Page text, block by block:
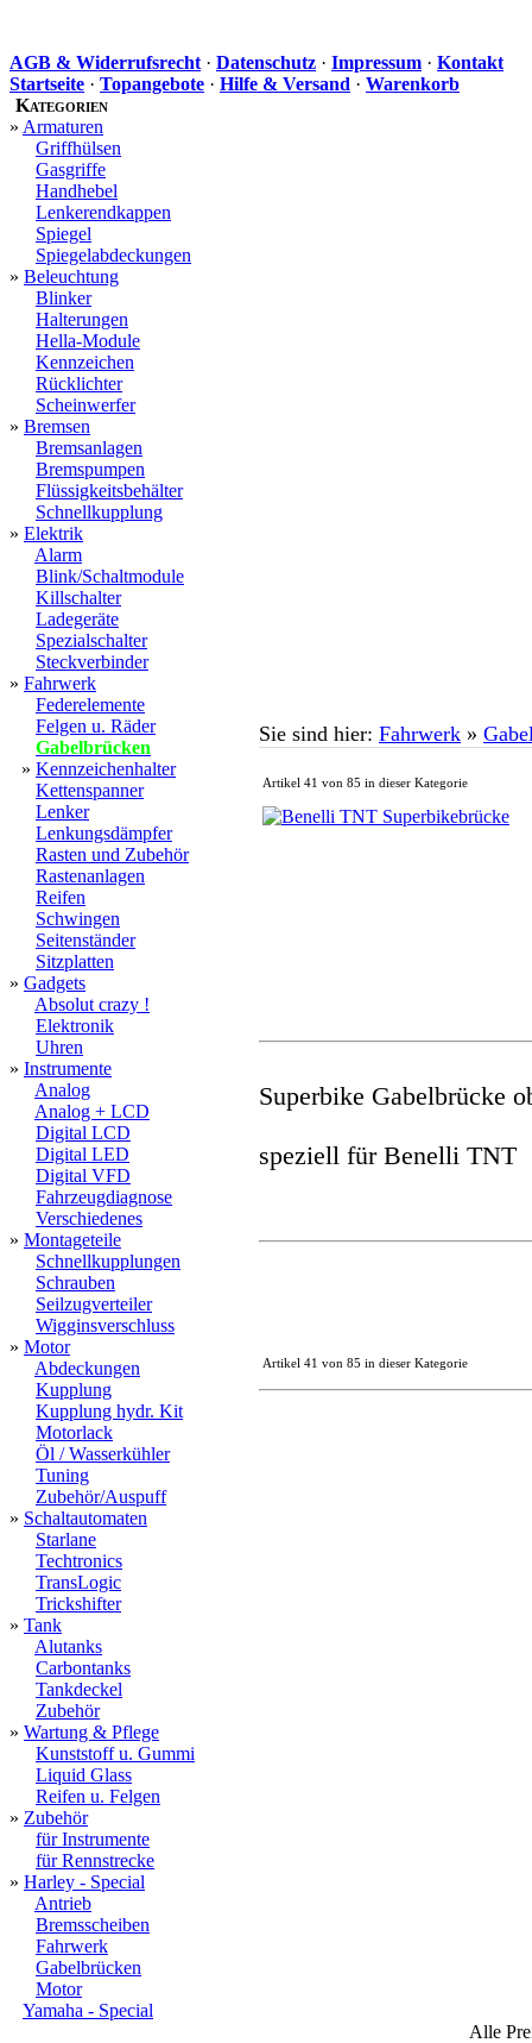
AGB & Widerrufsrecht · Datenschutz · Impressum · Kontakt
Startseite · Topangebote · Hilfe & Versand · Warenkorb
Kategorien
» Armaturen
Griffhülsen
Gasgriffe
Handhebel
Lenkerendkappen
Spiegel
Spiegelabdeckungen
» Beleuchtung
Blinker
Halterungen
Hella-Module
Kennzeichen
Rücklichter
Scheinwerfer
» Bremsen
Bremsanlagen
Bremspumpen
Flüssigkeitsbehälter
Schnellkupplung
» Elektrik
Alarm
Blink/Schaltmodule
Killschalter
Ladegeräte
Spezialschalter
Steckverbinder
» Fahrwerk
Federelemente
Felgen u. Räder
Gabelbrücken
» Kennzeichenhalter
Kettenspanner
Lenker
Lenkungsdämpfer
Rasten und Zubehör
Rastenanlagen
Reifen
Schwingen
Seitenständer
Sitzplatten
» Gadgets
Absolut crazy !
Elektronik
Uhren
» Instrumente
Analog
Analog + LCD
Digital LCD
Digital LED
Digital VFD
Fahrzeugdiagnose
Verschiedenes
» Montageteile
Schnellkupplungen
Schrauben
Seilzugverteiler
Wigginsverschluss
» Motor
Abdeckungen
Kupplung
Kupplung hydr. Kit
Motorlack
Öl / Wasserkühler
Tuning
Zubehör/Auspuff
» Schaltautomaten
Starlane
Techtronics
TransLogic
Trickshifter
» Tank
Alutanks
Carbontanks
Tankdeckel
Zubehör
» Wartung & Pflege
Kunststoff u. Gummi
Liquid Glass
Reifen u. Felgen
» Zubehör
für Instrumente
für Rennstrecke
» Harley - Special
Antrieb
Bremsscheiben
Fahrwerk
Gabelbrücken
Motor
Yamaha - Special
Sie sind hier: Fahrwerk »
Artikel 41 von 85 in dieser Kategorie
Superbike Gabelbrücke
speziell für Benelli TNT
Artikel 41 von 85 in dieser Kategorie
Alle